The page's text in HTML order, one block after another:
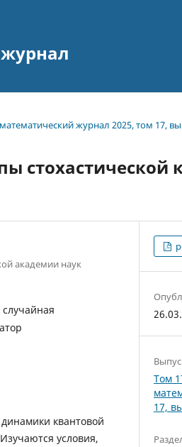
журнал 2025, том 17,
стохастической
академии наук
квантовой
условия,
Том
17,